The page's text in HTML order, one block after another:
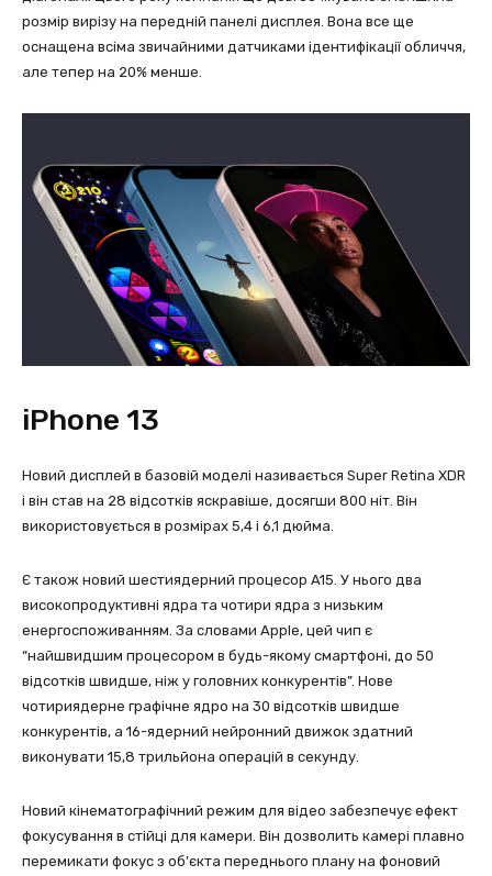
розмір вирізу на передній панелі дисплея. Вона все ще
оснащена всіма звичайними датчиками ідентифікації обличчя,
але тепер на 20% менше.
iPhone 13
Новий дисплей в базовій моделі називається Super Retina XDR
і він став на 28 відсотків яскравіше, досягши 800 ніт. Він
використовується в розмірах 5,4 і 6,1 дюйма.
Є також новий шестиядерний процесор A15. У нього два
високопродуктивні ядра та чотири ядра з низьким
енергоспоживанням. За словами Apple, цей чип є
“найшвидшим процесором в будь-якому смартфоні, до 50
відсотків швидше, ніж у головних конкурентів”. Нове
чотириядерне графічне ядро на 30 відсотків швидше
конкурентів, а 16-ядерний нейронний движок здатний
виконувати 15,8 трильйона операцій в секунду.
Новий кінематографічний режим для відео забезпечує ефект
фокусування в стійці для камери. Він дозволить камері плавно
перемикати фокус з об’єкта переднього плану на фоновий